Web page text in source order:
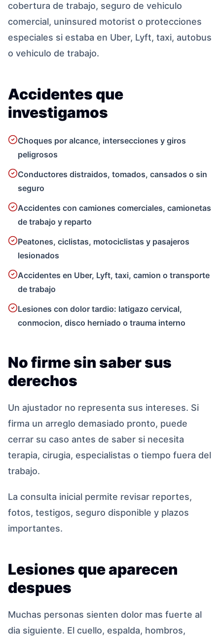
cobertura de trabajo, seguro de vehiculo
comercial, uninsured motorist o protecciones
especiales si estaba en Uber, Lyft, taxi, autobus
o vehiculo de trabajo.
Accidentes que
investigamos
Choques por alcance, intersecciones y giros
peligrosos
Conductores distraidos, tomados, cansados o sin
seguro
Accidentes con camiones comerciales, camionetas
de trabajo y reparto
Peatones, ciclistas, motociclistas y pasajeros
lesionados
Accidentes en Uber, Lyft, taxi, camion o transporte
de trabajo
Lesiones con dolor tardio: latigazo cervical,
conmocion, disco herniado o trauma interno
No firme sin saber sus
derechos
Un ajustador no representa sus intereses. Si
firma un arreglo demasiado pronto, puede
cerrar su caso antes de saber si necesita
terapia, cirugia, especialistas o tiempo fuera del
trabajo.
La consulta inicial permite revisar reportes,
fotos, testigos, seguro disponible y plazos
importantes.
Lesiones que aparecen
despues
Muchas personas sienten dolor mas fuerte al
dia siguiente. El cuello, espalda, hombros,